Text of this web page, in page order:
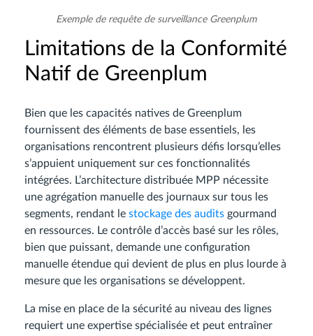
Exemple de requête de surveillance Greenplum
Limitations de la Conformité
Natif de Greenplum
Bien que les capacités natives de Greenplum
fournissent des éléments de base essentiels, les
organisations rencontrent plusieurs défis lorsqu’elles
s’appuient uniquement sur ces fonctionnalités
intégrées. L’architecture distribuée MPP nécessite
une agrégation manuelle des journaux sur tous les
segments, rendant le stockage des audits gourmand
en ressources. Le contrôle d’accès basé sur les rôles,
bien que puissant, demande une configuration
manuelle étendue qui devient de plus en plus lourde à
mesure que les organisations se développent.
La mise en place de la sécurité au niveau des lignes
requiert une expertise spécialisée et peut entraîner